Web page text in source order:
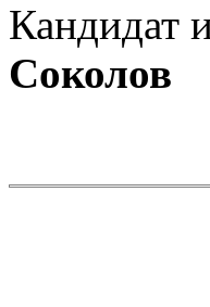
Кандидат
Соколов